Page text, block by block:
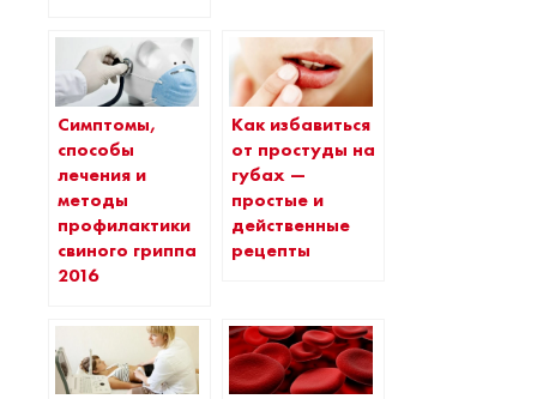
Симптомы,
способы
лечения и
методы
профилактики
свиного гриппа
2016
Как избавиться
от простуды на
губах —
простые и
действенные
рецепты